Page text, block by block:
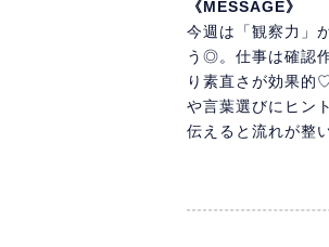
《MESSAGE》
今週は「観察力」
う◎。仕事は確認
り素直さが効果的
や言葉選びにヒン
伝えると流れが整